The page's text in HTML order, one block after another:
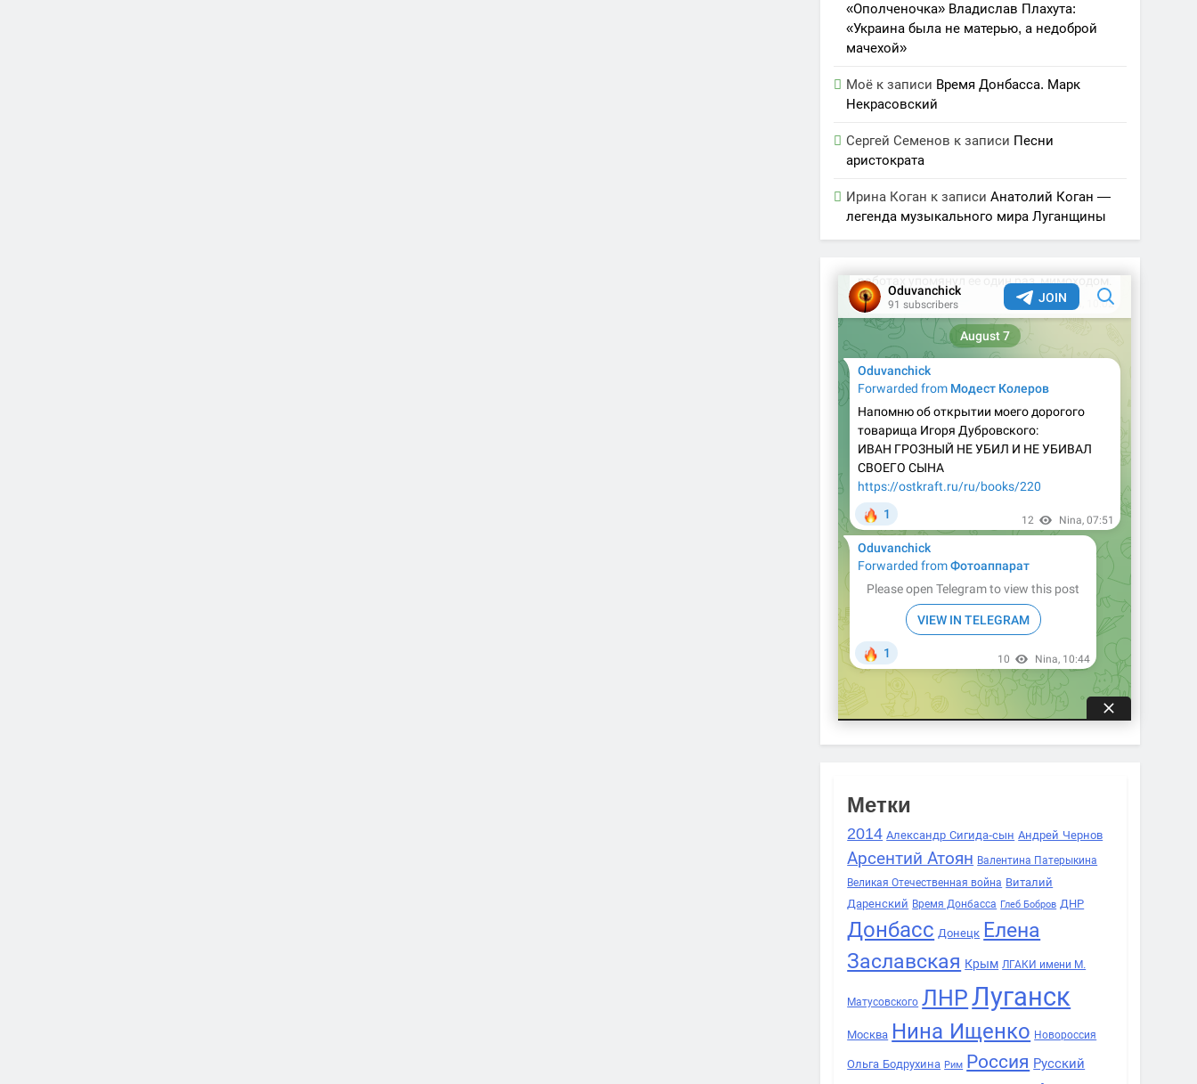
«Ополченочка» Владислав Плахута:
«Украина была не матерью, а недоброй
мачехой»
Моё к записи Время Донбасса. Марк
Некрасовский
Сергей Семенов к записи Песни
аристократа
Ирина Коган к записиАнатолий Коган —
легенда музыкального мира Луганщины
Метки
2014 Александр Сигида-сын Андрей Чернов
Арсентий Атоян Валентина Патерыкина
Великая Отечественная война Виталий
Даренский Время Донбасса Глеб Бобров ДНР
Донбасс Донецк Елена
Заславская Крым ЛГАКИ имени М.
Матусовского ЛНРЛуганск
Москва Нина Ищенко Новороссия
Ольга Бодрухина Рим Россия Русский